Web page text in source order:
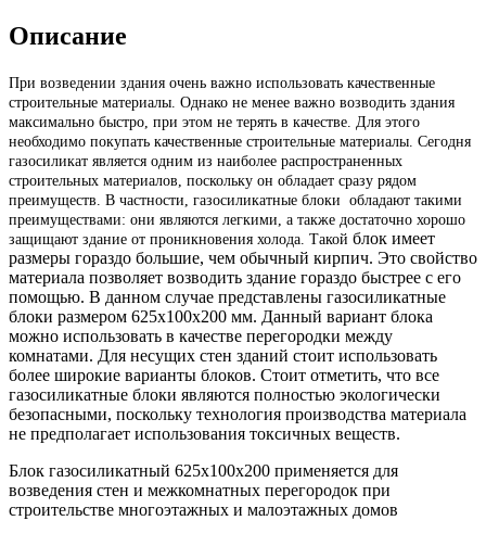
Описание
При возведении здания очень важно использовать качественные
строительные материалы. Однако не менее важно возводить здания
максимально быстро, при этом не терять в качестве. Для этого
необходимо покупать качественные строительные материалы. Сегодня
газосиликат является одним из наиболее распространенных
строительных материалов, поскольку он обладает сразу рядом
преимуществ. В частности, газосиликатные блоки обладают такими
преимуществами: они являются легкими, а также достаточно хорошо
защищают здание от проникновения холода. Такой блок имеет
размеры гораздо большие, чем обычный кирпич. Это свойство
материала позволяет возводить здание гораздо быстрее с его
помощью. В данном случае представлены газосиликатные
блоки размером 625x100x200 мм. Данный вариант блока
можно использовать в качестве перегородки между
комнатами. Для несущих стен зданий стоит использовать
более широкие варианты блоков. Стоит отметить, что все
газосиликатные блоки являются полностью экологически
безопасными, поскольку технология производства материала
не предполагает использования токсичных веществ.
Блок газосиликатный 625x100x200 применяется для
возведения стен и межкомнатных перегородок при
строительстве многоэтажных и малоэтажных домов